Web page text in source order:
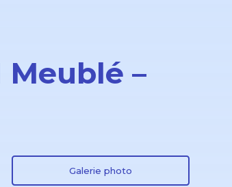
Meublé –
Galerie photo